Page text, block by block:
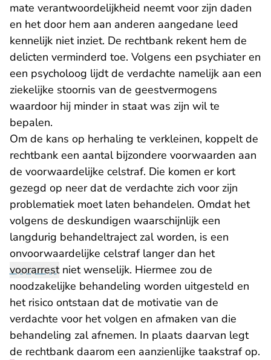
mate verantwoordelijkheid neemt voor zijn daden
en het door hem aan anderen aangedane leed
kennelijk niet inziet. De rechtbank rekent hem de
delicten verminderd toe. Volgens een psychiater en
een psycholoog lijdt de verdachte namelijk aan een
ziekelijke stoornis van de geestvermogens
waardoor hij minder in staat was zijn wil te
bepalen.
Om de kans op herhaling te verkleinen, koppelt de
rechtbank een aantal bijzondere voorwaarden aan
de voorwaardelijke celstraf. Die komen er kort
gezegd op neer dat de verdachte zich voor zijn
problematiek moet laten behandelen. Omdat het
volgens de deskundigen waarschijnlijk een
langdurig behandeltraject zal worden, is een
onvoorwaardelijke celstraf langer dan het
voorarrestniet wenselijk. Hiermee zou de
noodzakelijke behandeling worden uitgesteld en
het risico ontstaan dat de motivatie van de
verdachte voor het volgen en afmaken van die
behandeling zal afnemen. In plaats daarvan legt
de rechtbank daarom een aanzienlijke taakstraf op.